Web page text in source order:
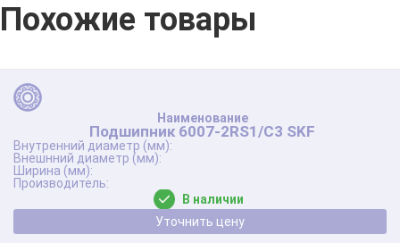
Похожие товары
Подшипник 6007-2RS1/C3 SKF
В наличии
Уточнить цену